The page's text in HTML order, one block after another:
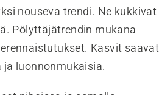
nouseva trendi. Ne kukkivat
Pölyttäjätrendin mukana
Kasvit saavat
luonnonmukaisia.